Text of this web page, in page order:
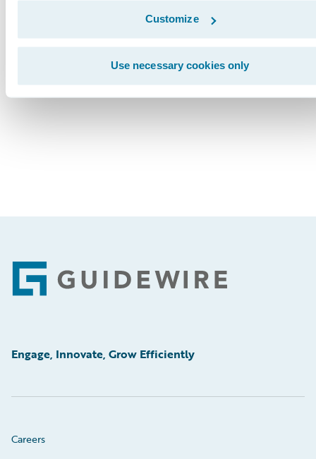
Customize
Use necessary cookies only
See More Press Releases
Subscribe to Our Blog
Footer
Engage, Innovate, Grow Efficiently
Careers